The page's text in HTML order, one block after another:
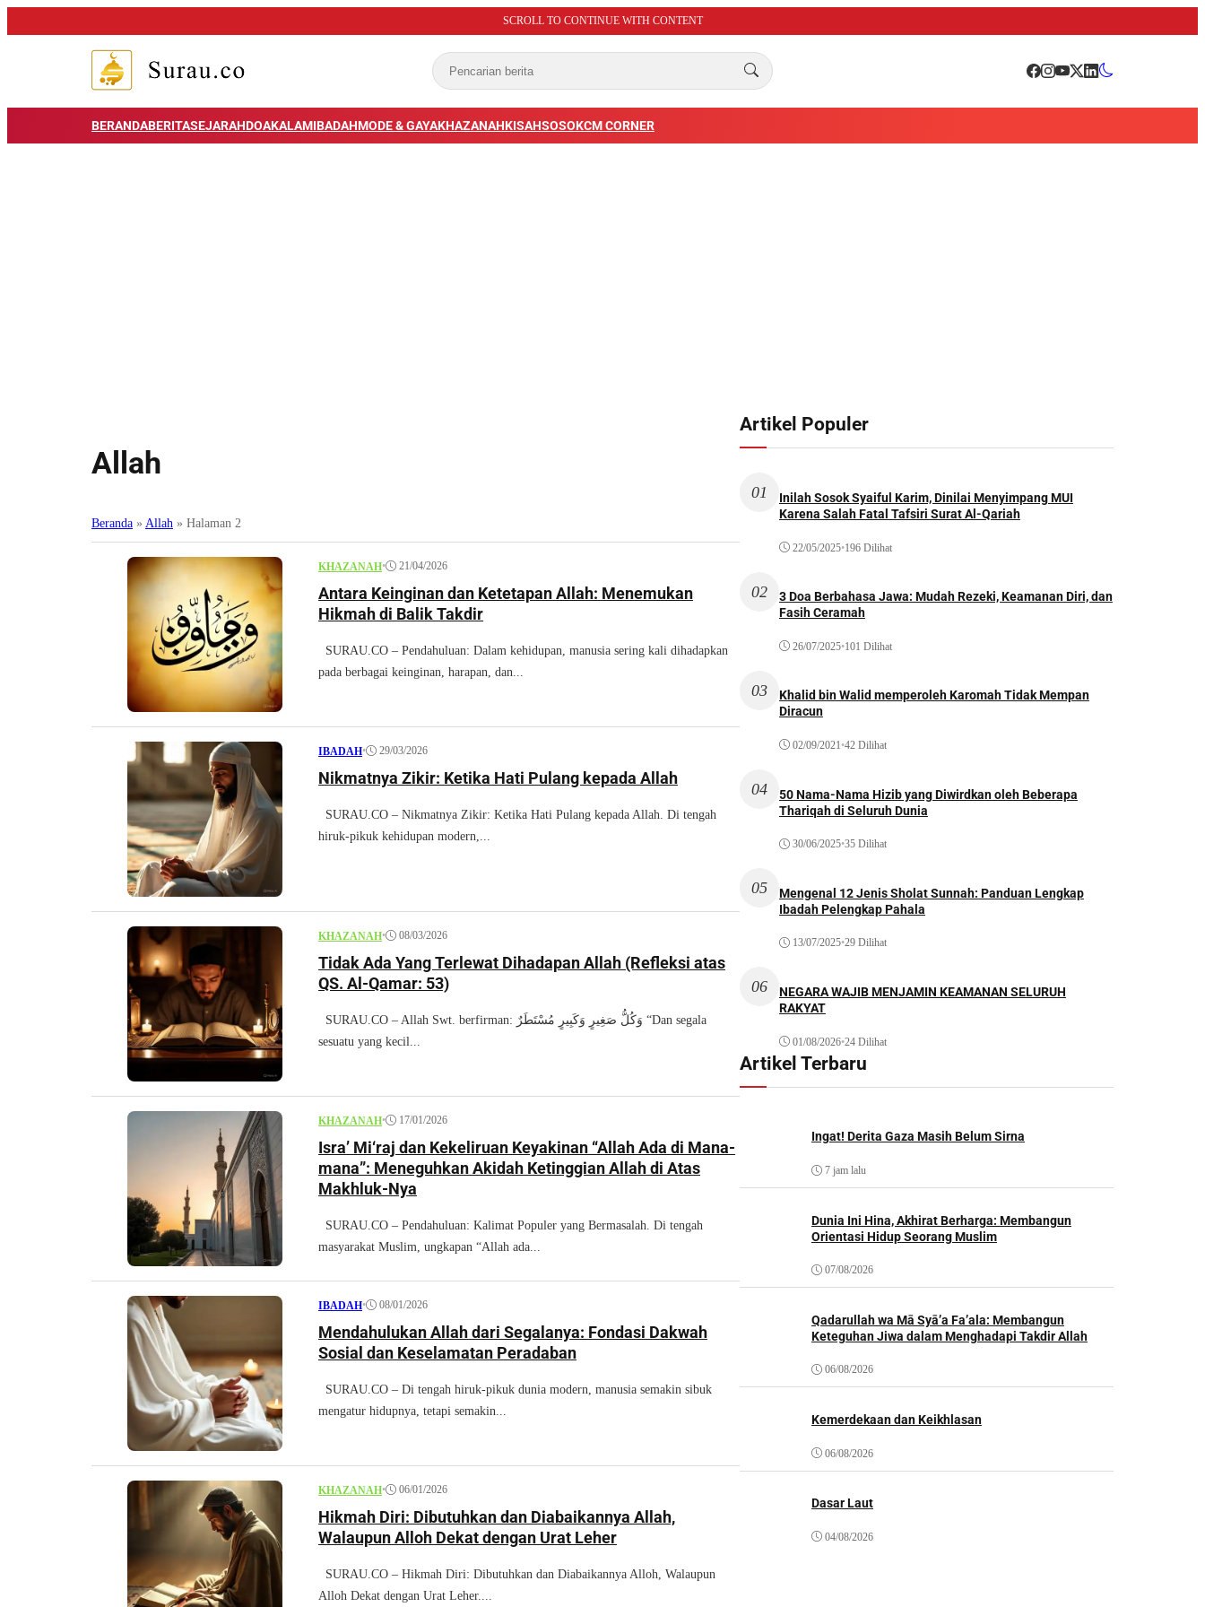
SCROLL TO CONTINUE WITH CONTENT
BERANDABERITASEJARAHDOAKALAMIBADAHMODE & GAYAKHAZANAHKISAHSOSOKCM CORNER
Allah
Beranda » Allah » Halaman 2
KHAZANAH• 21/04/2026
Antara Keinginan dan Ketetapan Allah: Menemukan
Hikmah di Balik Takdir
SURAU.CO – Pendahuluan: Dalam kehidupan, manusia sering kali dihadapkan
pada berbagai keinginan, harapan, dan...
IBADAH• 29/03/2026
Nikmatnya Zikir: Ketika Hati Pulang kepada Allah
SURAU.CO – Nikmatnya Zikir: Ketika Hati Pulang kepada Allah. Di tengah
hiruk-pikuk kehidupan modern,...
KHAZANAH• 08/03/2026
Tidak Ada Yang Terlewat Dihadapan Allah (Refleksi atas
QS. Al-Qamar: 53)
SURAU.CO – Allah Swt. berfirman: وَكُلُّ صَغِيرٍ وَكَبِيرٍ مُسْتَطَرٌ “Dan segala
sesuatu yang kecil...
KHAZANAH• 17/01/2026
Isra’ Mi‘raj dan Kekeliruan Keyakinan “Allah Ada di Mana-
mana”: Meneguhkan Akidah Ketinggian Allah di Atas
Makhluk-Nya
SURAU.CO – Pendahuluan: Kalimat Populer yang Bermasalah. Di tengah
masyarakat Muslim, ungkapan “Allah ada...
IBADAH• 08/01/2026
Mendahulukan Allah dari Segalanya: Fondasi Dakwah
Sosial dan Keselamatan Peradaban
SURAU.CO – Di tengah hiruk-pikuk dunia modern, manusia semakin sibuk
mengatur hidupnya, tetapi semakin...
KHAZANAH• 06/01/2026
Hikmah Diri: Dibutuhkan dan Diabaikannya Allah,
Walaupun Alloh Dekat dengan Urat Leher
SURAU.CO – Hikmah Diri: Dibutuhkan dan Diabaikannya Alloh, Walaupun
Alloh Dekat dengan Urat Leher....
Artikel Populer
01
Inilah Sosok Syaiful Karim, Dinilai Menyimpang MUI
Karena Salah Fatal Tafsiri Surat Al-Qariah
22/05/2025•196 Dilihat
02
3 Doa Berbahasa Jawa: Mudah Rezeki, Keamanan Diri, dan
Fasih Ceramah
26/07/2025•101 Dilihat
03
Khalid bin Walid memperoleh Karomah Tidak Mempan
Diracun
02/09/2021•42 Dilihat
04
50 Nama-Nama Hizib yang Diwirdkan oleh Beberapa
Thariqah di Seluruh Dunia
30/06/2025•35 Dilihat
05
Mengenal 12 Jenis Sholat Sunnah: Panduan Lengkap
Ibadah Pelengkap Pahala
13/07/2025•29 Dilihat
06
NEGARA WAJIB MENJAMIN KEAMANAN SELURUH
RAKYAT
01/08/2026•24 Dilihat
Artikel Terbaru
Ingat! Derita Gaza Masih Belum Sirna
7 jam lalu
Dunia Ini Hina, Akhirat Berharga: Membangun
Orientasi Hidup Seorang Muslim
07/08/2026
Qadarullah wa Mā Syā’a Fa’ala: Membangun
Keteguhan Jiwa dalam Menghadapi Takdir Allah
06/08/2026
Kemerdekaan dan Keikhlasan
06/08/2026
Dasar Laut
04/08/2026